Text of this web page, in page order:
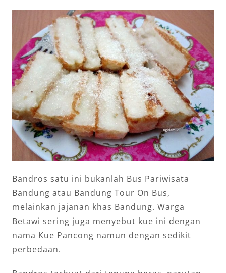
Bandros satu ini bukanlah Bus Pariwisata
Bandung atau Bandung Tour On Bus,
melainkan jajanan khas Bandung. Warga
Betawi sering juga menyebut kue ini dengan
nama Kue Pancong namun dengan sedikit
perbedaan.